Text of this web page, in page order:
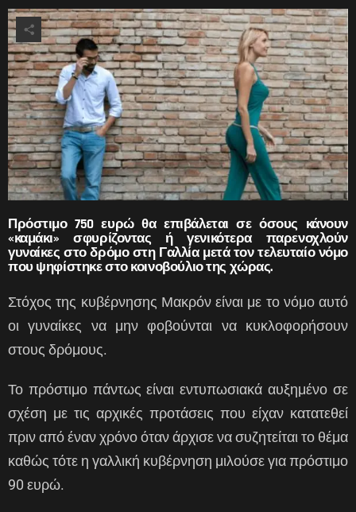
Πρόστιμο 750 ευρώ θα επιβάλεται σε όσους κάνουν
«καμάκι» σφυρίζοντας ή γενικότερα παρενοχλούν
γυναίκες στο δρόμο στη Γαλλία μετά τον τελευταίο νόμο
που ψηφίστηκε στο κοινοβούλιο της χώρας.
Στόχος της κυβέρνησης Μακρόν είναι με το νόμο αυτό
οι γυναίκες να μην φοβούνται να κυκλοφορήσουν
στους δρόμους.
Το πρόστιμο πάντως είναι εντυπωσιακά αυξημένο σε
σχέση με τις αρχικές προτάσεις που είχαν κατατεθεί
πριν από έναν χρόνο όταν άρχισε να συζητείται το θέμα
καθώς τότε η γαλλική κυβέρνηση μιλούσε για πρόστιμο
90 ευρώ.